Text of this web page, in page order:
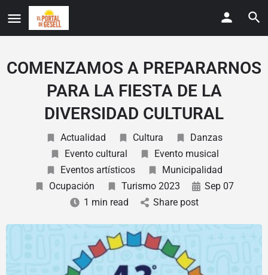
COMENZAMOS A PREPARARNOS
PARA LA FIESTA DE LA
DIVERSIDAD CULTURAL
Actualidad Cultura
Danzas
Evento cultural
Evento musical
Eventos artísticos
Municipalidad
Ocupación
Turismo 2023
Sep 07
1 min read
Share post